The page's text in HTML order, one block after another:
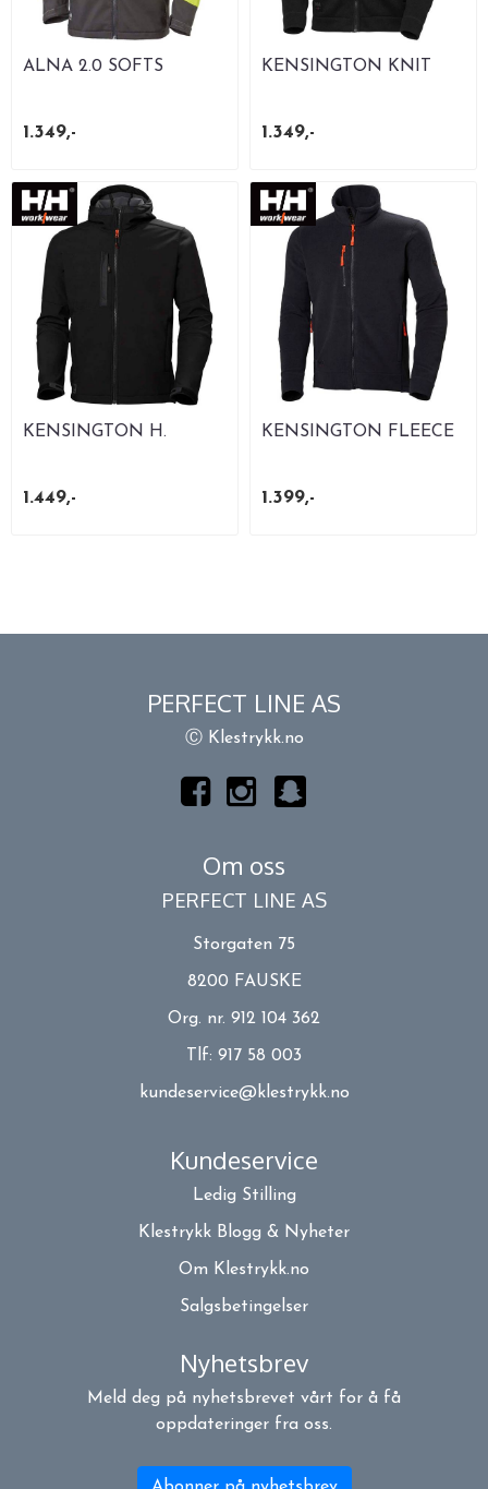
ALNA 2.0 SOFTS
1.349,-
KENSINGTON KNIT
1.349,-
KENSINGTON H.
1.449,-
KENSINGTON FLEECE
1.399,-
PERFECT LINE AS
Ⓒ Klestrykk.no
Om oss
PERFECT LINE AS
Storgaten 75
8200 FAUSKE
Org. nr. 912 104 362
Tlf: 917 58 003
kundeservice@klestrykk.no
Kundeservice
Ledig Stilling
Klestrykk Blogg & Nyheter
Om Klestrykk.no
Salgsbetingelser
Nyhetsbrev
Meld deg på nyhetsbrevet vårt for å få
oppdateringer fra oss.